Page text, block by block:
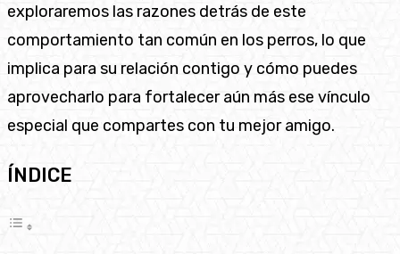
exploraremos las razones detrás de este
comportamiento tan común en los perros, lo que
implica para su relación contigo y cómo puedes
aprovecharlo para fortalecer aún más ese vínculo
especial que compartes con tu mejor amigo.
ÍNDICE